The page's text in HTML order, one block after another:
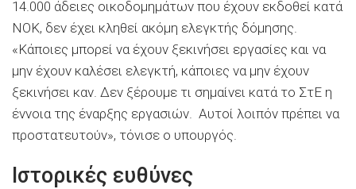
14.000 άδειες οικοδομημάτων που έχουν εκδοθεί κατά
ΝΟΚ, δεν έχει κληθεί ακόμη ελεγκτής δόμησης.
«Κάποιες μπορεί να έχουν ξεκινήσει εργασίες και να
μην έχουν καλέσει ελεγκτή, κάποιες να μην έχουν
ξεκινήσει καν. Δεν ξέρουμε τι σημαίνει κατά το ΣτΕ η
έννοια της έναρξης εργασιών. Αυτοί λοιπόν πρέπει να
προστατευτούν», τόνισε ο υπουργός.
Ιστορικές ευθύνες